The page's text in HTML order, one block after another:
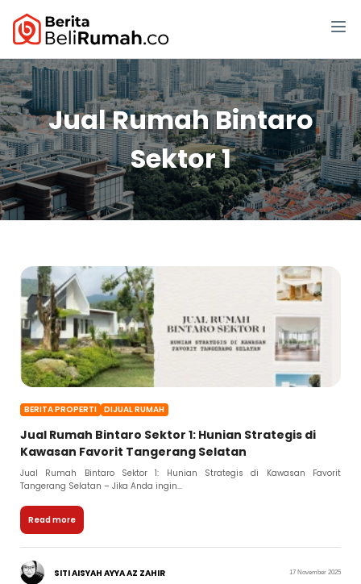
Jual Rumah Bintaro
Sektor 1
BERITA PROPERTI DIJUAL RUMAH
Jual Rumah Bintaro Sektor 1: Hunian Strategis di
Kawasan Favorit Tangerang Selatan
Jual Rumah Bintaro Sektor 1: Hunian Strategis di Kawasan Favorit
Tangerang Selatan – Jika Anda ingin...
Read more
SITI AISYAH AYYA AZ ZAHIR 17 November 2025